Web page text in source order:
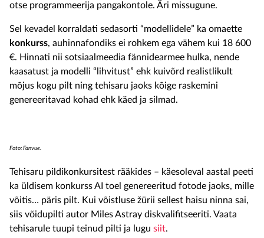
otse programmeerija pangakontole. Äri missugune.
Sel kevadel korraldati sedasorti “modellidele” ka omaette
konkurss, auhinnafondiks ei rohkem ega vähem kui 18 600
€. Hinnati nii sotsiaalmeedia fännidearmee hulka, nende
kaasatust ja modelli “lihvitust” ehk kuivõrd realistlikult
mõjus kogu pilt ning tehisaru jaoks kõige raskemini
genereeritavad kohad ehk käed ja silmad.
Foto: Fanvue.
Tehisaru pildikonkursitest rääkides – käesoleval aastal peeti
ka üldisem konkurss AI toel genereeritud fotode jaoks, mille
võitis… päris pilt. Kui võistluse žürii sellest haisu ninna sai,
siis võidupilti autor Miles Astray diskvalifitseeriti. Vaata
tehisarule tuupi teinud pilti ja lugu siit.